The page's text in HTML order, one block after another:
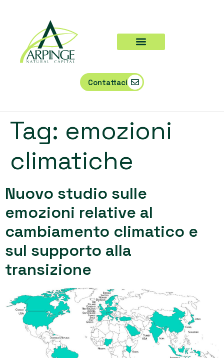
Contattaci
Tag: emozioni
climatiche
Nuovo studio sulle
emozioni relative al
cambiamento climatico e
sul supporto alla
transizione